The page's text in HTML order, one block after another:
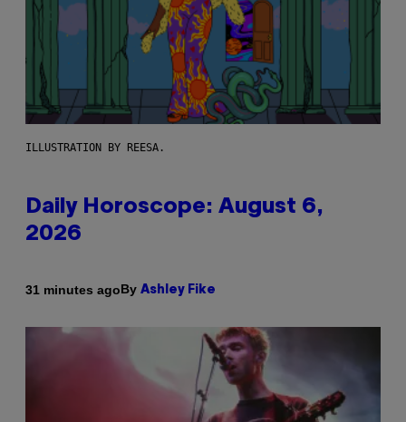
ILLUSTRATION BY REESA.
Daily Horoscope: August 6,
2026
31 minutes agoBy Ashley Fike